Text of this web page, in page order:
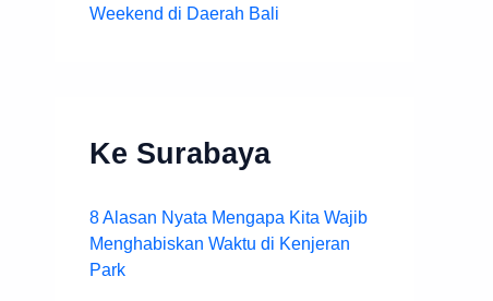
Weekend di Daerah Bali
Ke Surabaya
8 Alasan Nyata Mengapa Kita Wajib
Menghabiskan Waktu di Kenjeran
Park